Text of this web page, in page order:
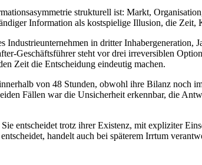
strukturell ist: Markt,
Information als kostspielige Illusion, die Zeit,
in dritter Inhabergeneration,
Geschäftsführer steht vor drei irreversiblen
Zeit die Entscheidung eindeutig machen.
von 48 Stunden, obwohl ihre Bilanz noch
Fällen war die Unsicherheit erkennbar, die
entscheidet trotz ihrer Existenz, mit expliziter
handelt auch bei späterem Irrtum